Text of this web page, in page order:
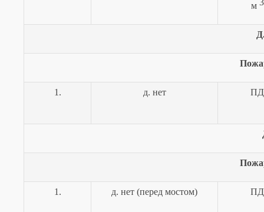
м 3
1. д. нет ПД
1. д. нет (перед мостом) ПД